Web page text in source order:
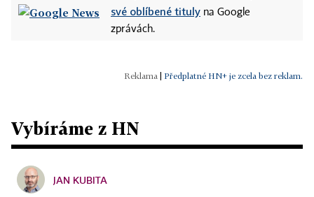
své oblíbené tituly na Google
zprávách.
Předplatné HN+ je zcela bez reklam.
Vybíráme z HN
JAN KUBITA